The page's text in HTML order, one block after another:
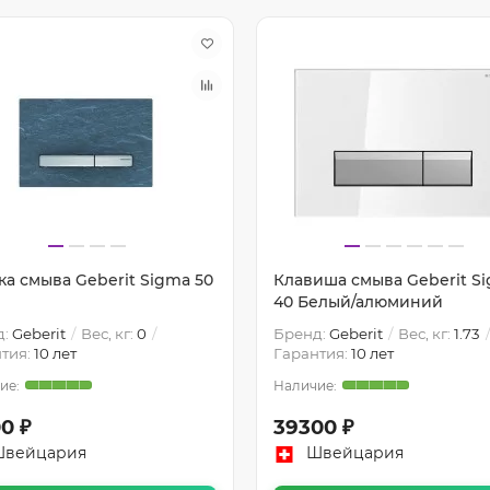
смыва Geberit Sigma 50
Geberit Вес, кг: 0
10 лет
₽
Клавиша смыва Geberit
40 Белый/алюминий
Бренд: Geberit Вес, кг: 1.73
Гарантия: 10 лет
39300 ₽
Швейцария